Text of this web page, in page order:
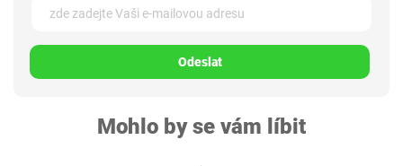
Odeslat
Mohlo by se vám líbit